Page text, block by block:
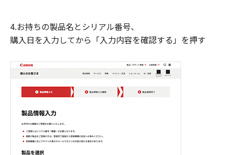
4.お持ちの製品名とシリアル番号、
購入日を入力してから「入力内容を確認する」を押す